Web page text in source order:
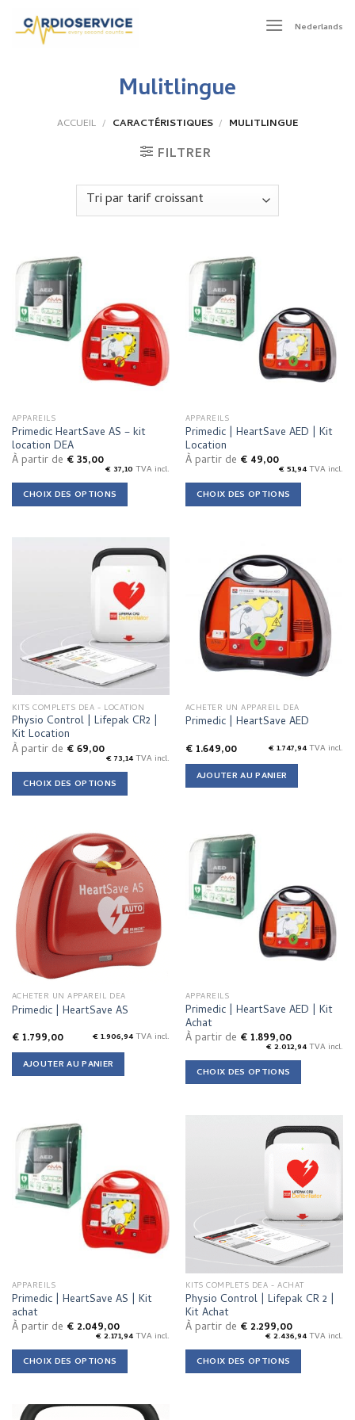
content
Nederlands
Mulitlingue
ACCUEIL / CARACTÉRISTIQUES / MULITLINGUE
FILTRER
APPAREILS
Primedic HeartSave AS – kit
location DEA
À partir de €35,00€ 37,10 TVA incl.
CHOIX DES OPTIONS
be
chosen
the
product
page
APPAREILS
Primedic | HeartSave AED | Kit
Location
À partir de €49,00€51,94TVA incl.
CHOIX DES OPTIONS
variants.
options
may
chosen
product
page
KITS COMPLETS DEA - LOCATION
Physio Control | Lifepak CR2 |
Kit Location
À partir de €69,00€73,14TVA incl.
CHOIX DES OPTIONS
multiple
variants.
The
options
may
be
chosen
on
product
page
ACHETER UN APPAREIL DEA
Primedic | HeartSave AED
€1.649,00 €1.747,94TVA incl.
AJOUTER AU PANIER
ACHETER UN APPAREIL DEA
Primedic | HeartSave AS
€1.799,00 €1.906,94TVA incl.
AJOUTER AU PANIER
APPAREILS
Primedic | HeartSave AED | Kit
Achat
À partir de €1.899,00
€2.012,94TVA incl.
CHOIX DES OPTIONS
be
chosen
the
product
page
APPAREILS
Primedic | HeartSave AS | Kit
achat
À partir de €2.049,00
€2.171,94TVA incl.
CHOIX DES OPTIONS
has
KITS COMPLETS DEA - ACHAT
Physio Control | Lifepak CR 2 |
Kit Achat
À partir de €2.299,00
€2.436,94TVA incl.
CHOIX DES OPTIONS